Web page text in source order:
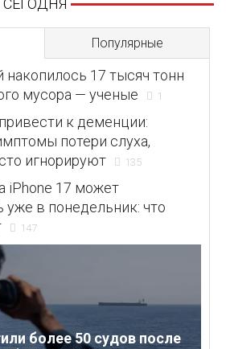
Популярные
17 тысяч тонн
мусора — ученые
1
к деменции:
потери слуха,
игнорируют
135
iPhone 17 может
уже в понедельник: что
147
более 50 судов после